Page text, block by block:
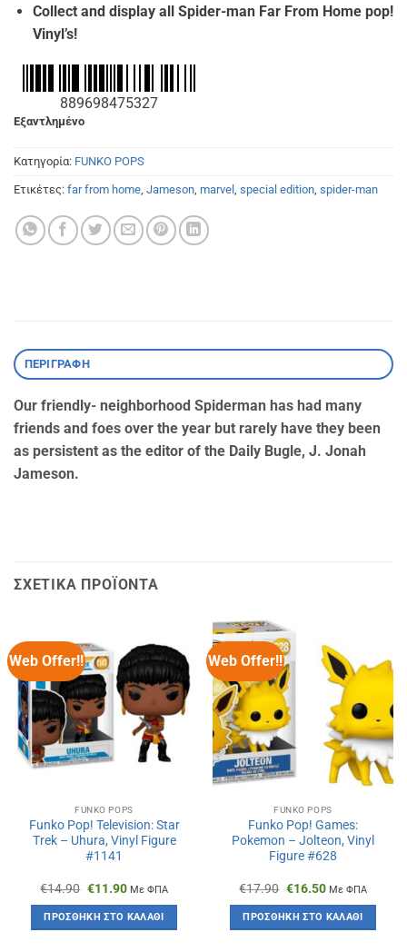
Collect and display all Spider-man Far From Home pop!
Vinyl’s!
889698475327
Εξαντλημένο
Κατηγορία: FUNKO POPS
Ετικέτες: far from home, Jameson, marvel , special edition, spider-man
ΠΕΡΙΓΡΑΦΉ
Our friendly- neighborhood Spiderman has had many
friends and foes over the year but rarely have they been
as persistent as the editor of the Daily Bugle, J. Jonah
Jameson.
ΣΧΕΤΙΚΆ ΠΡΟΪΌΝΤΑ
Web Offer!!
FUNKO POPS
Funko Pop! Television: Star
Trek – Uhura, Vinyl Figure
#1141
€14.90 Original
was:
€14.90.
€11.90Η
τιμή
είναι:
€11.90.
Με ΦΠΑ
ΠΡΟΣΘΉΚΗ ΣΤΟ ΚΑΛΆΘΙ
Web Offer!!
FUNKO POPS
Funko Pop! Games:
Pokemon – Jolteon, Vinyl
Figure #628
€17.90 Original
was:
€17.90.
€16.50Η
τιμή
είναι:
€16.50.
Με ΦΠΑ
ΠΡΟΣΘΉΚΗ ΣΤΟ ΚΑΛΆΘΙ